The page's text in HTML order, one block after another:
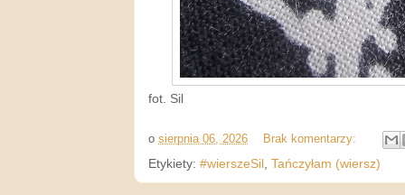
fot. Sil
o sierpnia 06, 2026
Brak komentarzy:
Etykiety: #wierszeSil Tańczyłam (wiersz)